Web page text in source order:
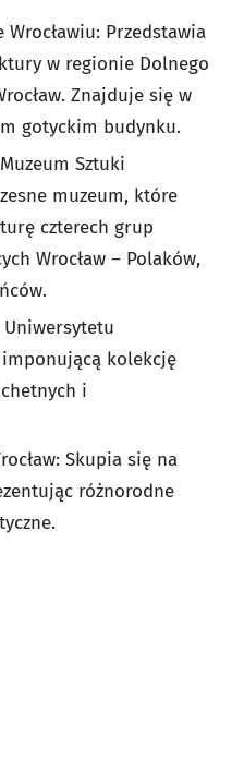
Przedstawia
w regionie Dolnego
Znajduje się w
gotyckim budynku.
Sztuki
muzeum, które
czterech grup
Wrocław – Polaków,
imponującą kolekcję
i
Skupia się na
różnorodne